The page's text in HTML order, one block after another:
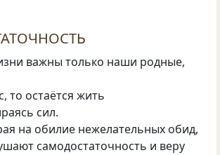
важны только наши родные,
то остаётся жить
сил.
на обилие нежелательных обид,
самодостаточность и веру